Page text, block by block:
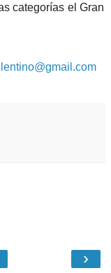
categorías el Gran
›